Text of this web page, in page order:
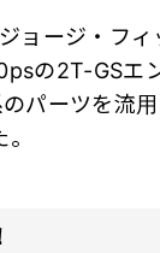
ョージ・フ
の2T-GSエ
パーツを流
。